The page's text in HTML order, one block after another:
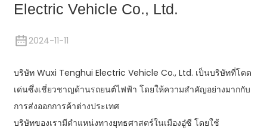
Electric Vehicle Co., Ltd.
2024-11-11
บริษัท Wuxi Tenghui Electric Vehicle Co., Ltd. เป็นบริษัทที่โดด
เด่นซึ่งเชี่ยวชาญด้านรถยนต์ไฟฟ้า โดยให้ความสำคัญอย่างมากกับ
การส่งออกการค้าต่างประเทศ
บริษัทของเรามีตำแหน่งทางยุทธศาสตร์ในเมืองอู๋ซี โดยใช้